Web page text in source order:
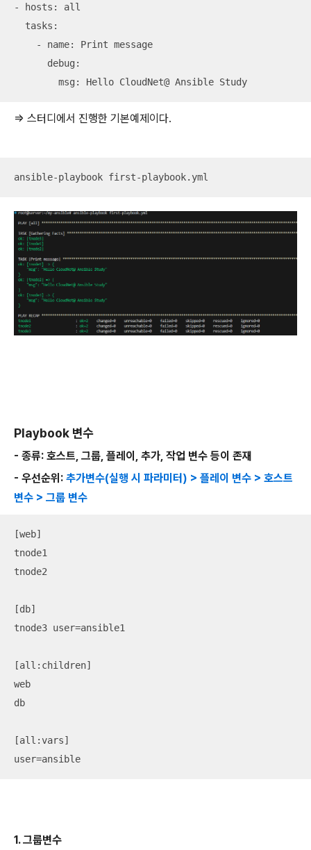
- hosts: all
  tasks:
    - name: Print message
      debug:
        msg: Hello CloudNet@ Ansible Study
=> 스터디에서 진행한 기본예제이다.
ansible-playbook first-playbook.yml
Playbook 변수
- 종류: 호스트, 그룹, 플레이, 추가, 작업 변수 등이 존재
- 우선순위: 추가변수(실행 시 파라미터) > 플레이 변수 > 호스트
변수 > 그룹 변수
[web]
tnode1
tnode2
[db]
tnode3 user=ansible1
[all:children]
web
db
[all:vars]
user=ansible
1. 그룹변수